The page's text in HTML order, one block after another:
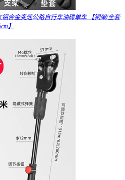
合金变速公路自行车油碟单车 【钢架/全套
】